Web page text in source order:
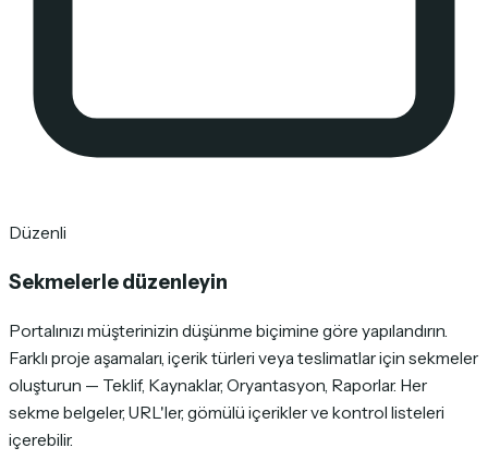
Düzenli
Sekmelerle düzenleyin
Portalınızı müşterinizin düşünme biçimine göre yapılandırın.
Farklı proje aşamaları, içerik türleri veya teslimatlar için sekmeler
oluşturun — Teklif, Kaynaklar, Oryantasyon, Raporlar. Her
sekme belgeler, URL'ler, gömülü içerikler ve kontrol listeleri
içerebilir.